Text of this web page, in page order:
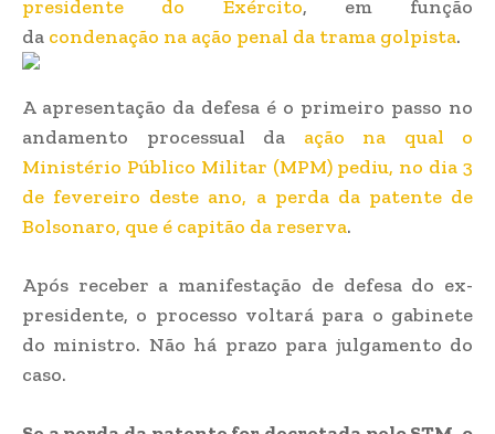
presidente do Exército, em função
da condenação na ação penal da trama golpista.
A apresentação da defesa é o primeiro passo no
andamento processual da ação na qual o
Ministério Público Militar (MPM) pediu, no dia 3
de fevereiro deste ano, a perda da patente de
Bolsonaro, que é capitão da reserva.
Após receber a manifestação de defesa do ex-
presidente, o processo voltará para o gabinete
do ministro. Não há prazo para julgamento do
caso.